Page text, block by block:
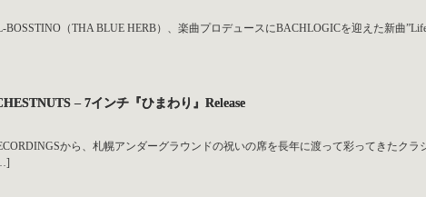
BOSSTINO（THA BLUE HERB）、楽曲プロデュースにBACHLOGICを迎えた新曲
– 7インチ『ひまわり』Release
から、札幌アンダーグラウンドの祝いの席を長年に渡って彩ってきたクラ